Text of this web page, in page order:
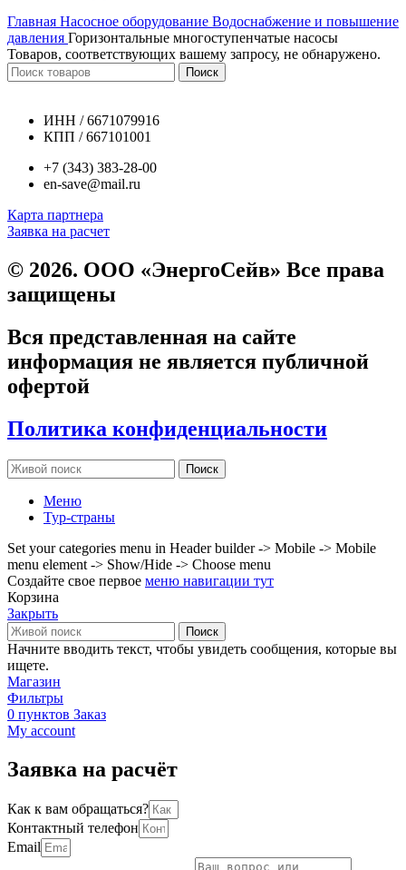
Главная Насосное оборудование Водоснабжение и повышение
давления Горизонтальные многоступенчатые насосы
Товаров, соответствующих вашему запросу, не обнаружено.
Поиск
ИНН / 6671079916
КПП / 667101001
+7 (343) 383-28-00
en-save@mail.ru
Карта партнера
Заявка на расчет
© 2026. ООО «ЭнергоСейв» Все права
защищены
Вся представленная на сайте
информация не является публичной
офертой
Политика конфиденциальности
Поиск
Меню
Тур-страны
Set your categories menu in Header builder -> Mobile -> Mobile
menu element -> Show/Hide -> Choose menu
Создайте свое первое меню навигации тут
Корзина
Закрыть
Поиск
Начните вводить текст, чтобы увидеть сообщения, которые вы
ищете.
Магазин
Фильтры
0 пунктов Заказ
My account
Заявка на расчёт
Как к вам обращаться?
Контактный телефон
Email